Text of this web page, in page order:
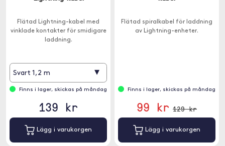
Flätad Lightning-kabel med
vinklade kontakter för smidigare
laddning.
Svart 1,2 m ▾
Finns i lager, skickas på måndag
139 kr
Lägg i varukorgen
Flätad spiralkabel för laddning
av Lightning-enheter.
Finns i lager, skickas på måndag
99 kr 129 kr
Lägg i varukorgen